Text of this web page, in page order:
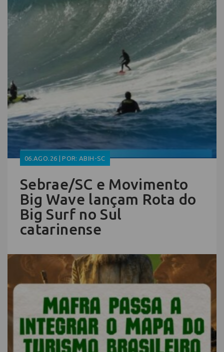
06.AGO.26 | POR: ABIH-SC
Sebrae/SC e Movimento
Big Wave lançam Rota do
Big Surf no Sul
catarinense